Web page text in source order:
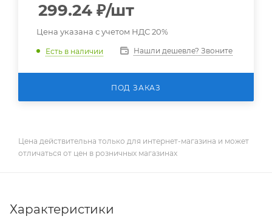
299.24 ₽/шт
Цена указана с учетом НДС 20%
Есть в наличии Нашли дешевле? Звоните
ПОД ЗАКАЗ
Цена действительна только для интернет-магазина и может
отличаться от цен в розничных магазинах
Характеристики